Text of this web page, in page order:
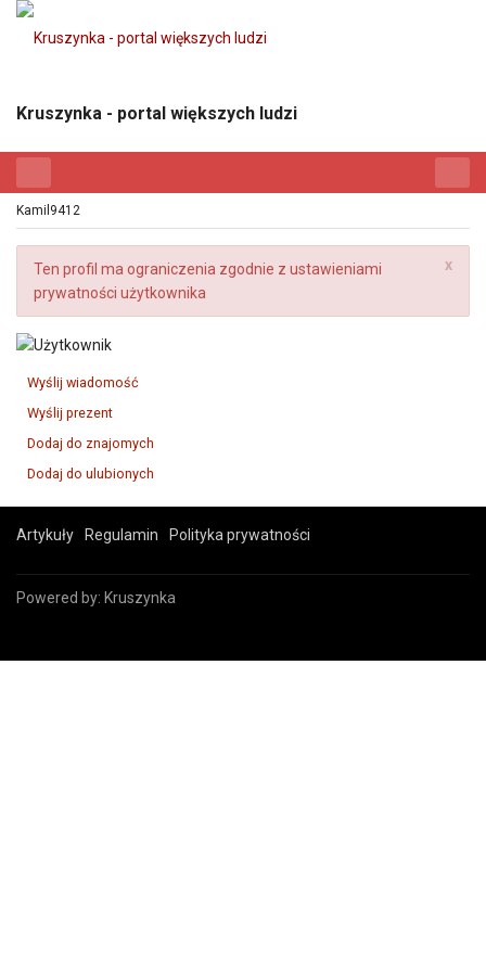
Kruszynka - portal większych ludzi
Kamil9412
x
Ten profil ma ograniczenia zgodnie z ustawieniami
prywatności użytkownika
Wyślij wiadomość
Wyślij prezent
Dodaj do znajomych
Dodaj do ulubionych
Artykuły Regulamin Polityka prywatności
Powered by: Kruszynka